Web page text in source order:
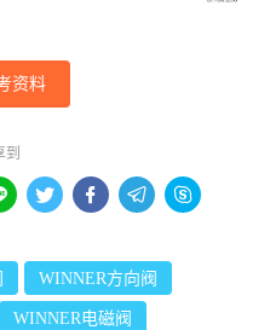
资料
到
   
WINNER方向阀
WINNER电磁阀